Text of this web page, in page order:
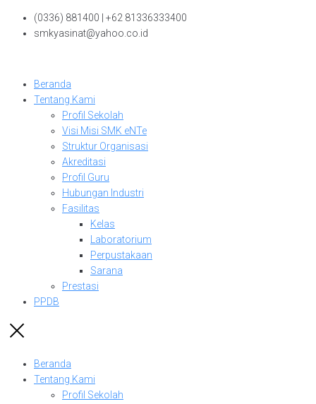
Skip
(0336) 881400 | +62 81336333400
smkyasinat@yahoo.co.id
Beranda
Tentang Kami
Profil Sekolah
Visi Misi SMK eNTe
Struktur Organisasi
Akreditasi
Profil Guru
Hubungan Industri
Fasilitas
Kelas
Laboratorium
Perpustakaan
Sarana
Prestasi
PPDB
Beranda
Tentang Kami
Profil Sekolah